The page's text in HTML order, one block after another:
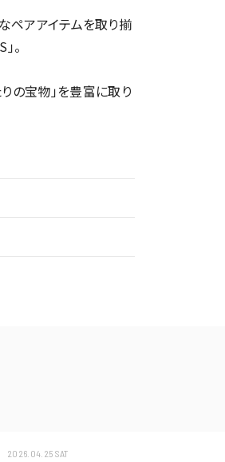
ペアアイテムを取り揃
。
の宝物」を豊富に取り
2026.04.25 SAT